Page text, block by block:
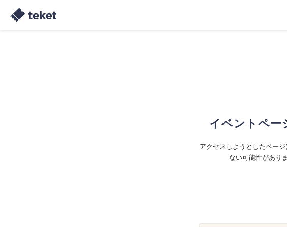
イベントペー
アクセスしようとしたペー
ない可能性があり